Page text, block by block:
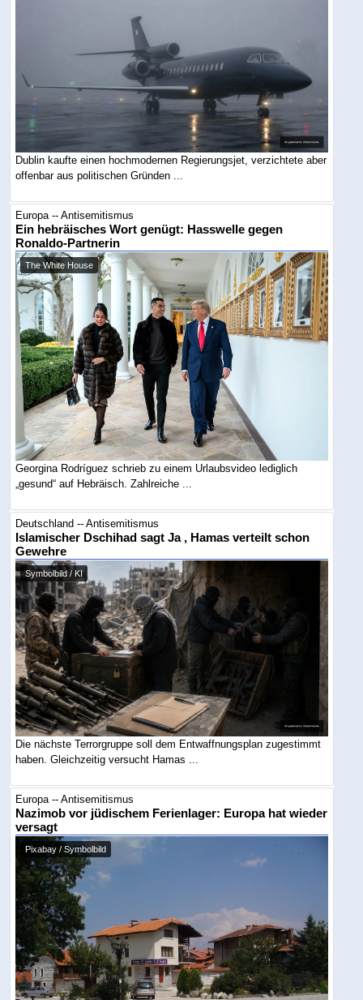
Dublin kaufte einen hochmodernen Regierungsjet, verzichtete aber
offenbar aus politischen Gründen ...
Europa -- Antisemitismus
Ein hebräisches Wort genügt: Hasswelle gegen
Ronaldo-Partnerin
The White House
Georgina Rodríguez schrieb zu einem Urlaubsvideo lediglich
„gesund“ auf Hebräisch. Zahlreiche ...
Deutschland -- Antisemitismus
Islamischer Dschihad sagt Ja , Hamas verteilt schon
Gewehre
Symbolbild / KI
Die nächste Terrorgruppe soll dem Entwaffnungsplan zugestimmt
haben. Gleichzeitig versucht Hamas ...
Europa -- Antisemitismus
Nazimob vor jüdischem Ferienlager: Europa hat wieder
versagt
Pixabay / Symbolbild